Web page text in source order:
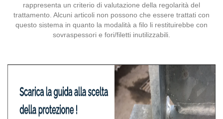
rappresenta un criterio di valutazione della regolarità del
trattamento. Alcuni articoli non possono che essere trattati con
questo sistema in quanto la modalità a filo li restituirebbe con
sovraspessori e fori/filetti inutilizzabili.